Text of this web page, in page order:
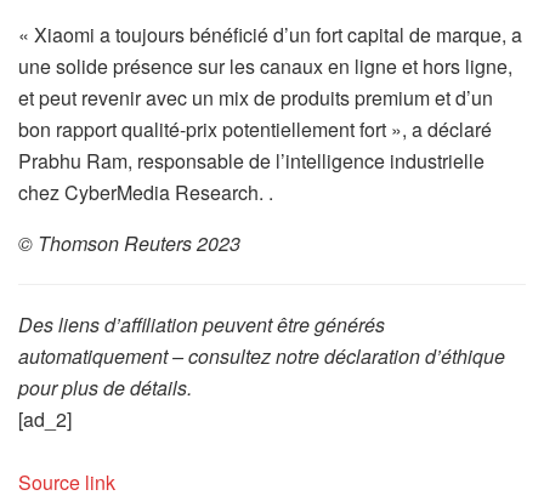
« Xiaomi a toujours bénéficié d’un fort capital de marque, a
une solide présence sur les canaux en ligne et hors ligne,
et peut revenir avec un mix de produits premium et d’un
bon rapport qualité-prix potentiellement fort », a déclaré
Prabhu Ram, responsable de l’intelligence industrielle
chez CyberMedia Research. .
© Thomson Reuters 2023
Des liens d’affiliation peuvent être générés
automatiquement – consultez notre déclaration d’éthique
pour plus de détails.
[ad_2]
Source link